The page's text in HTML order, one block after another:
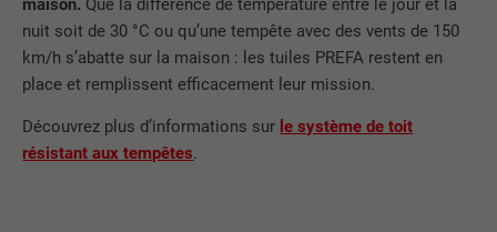
maison. Que la différence de température entre le jour et la
nuit soit de 30 °C ou qu’une tempête avec des vents de 150
km/h s’abatte sur la maison : les tuiles PREFA restent en
place et remplissent efficacement leur mission.
Découvrez plus d’informations sur le système de toit
résistant aux tempêtes.